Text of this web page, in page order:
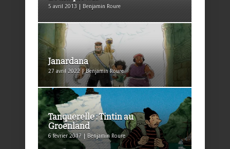
5 avril 2013 | Benjamin Roure
Janardana
27 avril 2022 | Benjamin Roure
Tanquerelle : Tintin au
Groenland
6 février 2017 | Benjamin Roure